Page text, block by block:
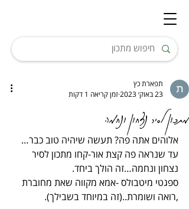
מתכון לסיר נצחון ונחמה
תפארת כץ
23 באוק׳ 2023
זמן קריאה 1 דקות
אלוהים אתה פה? תעשה שיהיה טוב כבר…
עד שנראה פה קצת אור-קחו מתכון לסיר
נצחון ונחמה…זה הולך ביחד.
ספגטי מיטבולס -אמא מקווה שאת מחוברת
,רואה ושומרת..(זה במיוחד בשבילך).